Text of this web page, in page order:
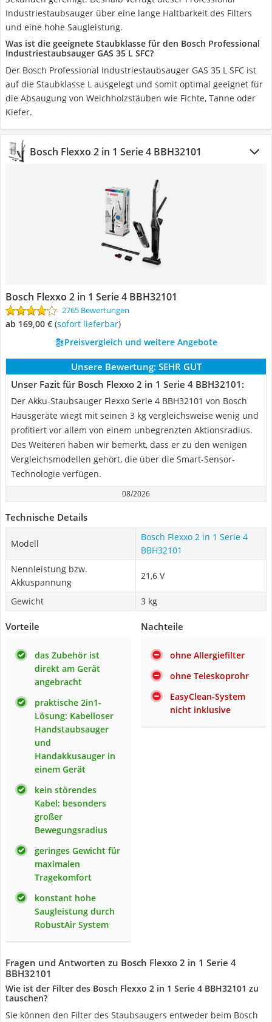
Industriestaubsauger über eine lange Haltbarkeit des Filters
und eine hohe Saugleistung.
Was ist die geeignete Staubklasse für den Bosch Professional
Industriestaubsauger GAS 35 L SFC?
Der Bosch Professional Industriestaubsauger GAS 35 L SFC ist
auf die Staubklasse L ausgelegt und somit optimal geeignet für
die Absaugung von Weichholzstäuben wie Fichte, Tanne oder
Kiefer.
Bosch Flexxo 2 in 1 Serie 4 BBH32101
Bosch Flexxo 2 in 1 Serie 4 BBH32101
2765 Bewertungen
ab 169,00 € ( Sofort lieferbar)
Preisvergleich und weitere Angebote
Unsere Bewertung: SEHR GUT
Unser Fazit für Bosch Flexxo 2 in 1 Serie 4 BBH32101:
Der Akku-Staubsauger Flexxo Serie 4 BBH32101 von Bosch
Hausgeräte wiegt mit seinen 3 kg vergleichsweise wenig und
profitiert vor allem von einem unbegrenzten Aktionsradius.
Des Weiteren haben wir bemerkt, dass er zu den wenigen
Vergleichsmodellen gehört, die über die Smart-Sensor-
Technologie verfügen.
08/2026
Technische Details
Modell
Bosch Flexxo 2 in 1 Serie 4
BBH32101
Nennleistung bzw.
Akkuspannung
21,6 V
Gewicht 3 kg
Vorteile
das Zubehör ist
direkt am Gerät
angebracht
praktische 2in1-
Lösung: Kabelloser
Handstaubsauger
und
Handakkusauger in
einem Gerät
kein störendes
Kabel: besonders
großer
Bewegungsradius
geringes Gewicht für
maximalen
Tragekomfort
konstant hohe
Saugleistung durch
RobustAir System
Nachteile
ohne Allergiefilter
ohne Teleskoprohr
EasyClean-System
nicht inklusive
Fragen und Antworten zu Bosch Flexxo 2 in 1 Serie 4
BBH32101
Wie ist der Filter des Bosch Flexxo 2 in 1 Serie 4 BBH32101 zu
tauschen?
Sie können den Filter des Staubsaugers entweder beim Bosch